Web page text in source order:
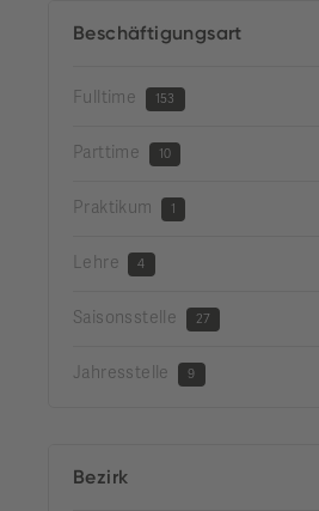
Beschäftigungsart
Fulltime 153
Parttime 10
Praktikum 1
Lehre 4
Saisonsstelle 27
Jahresstelle 9
Bezirk